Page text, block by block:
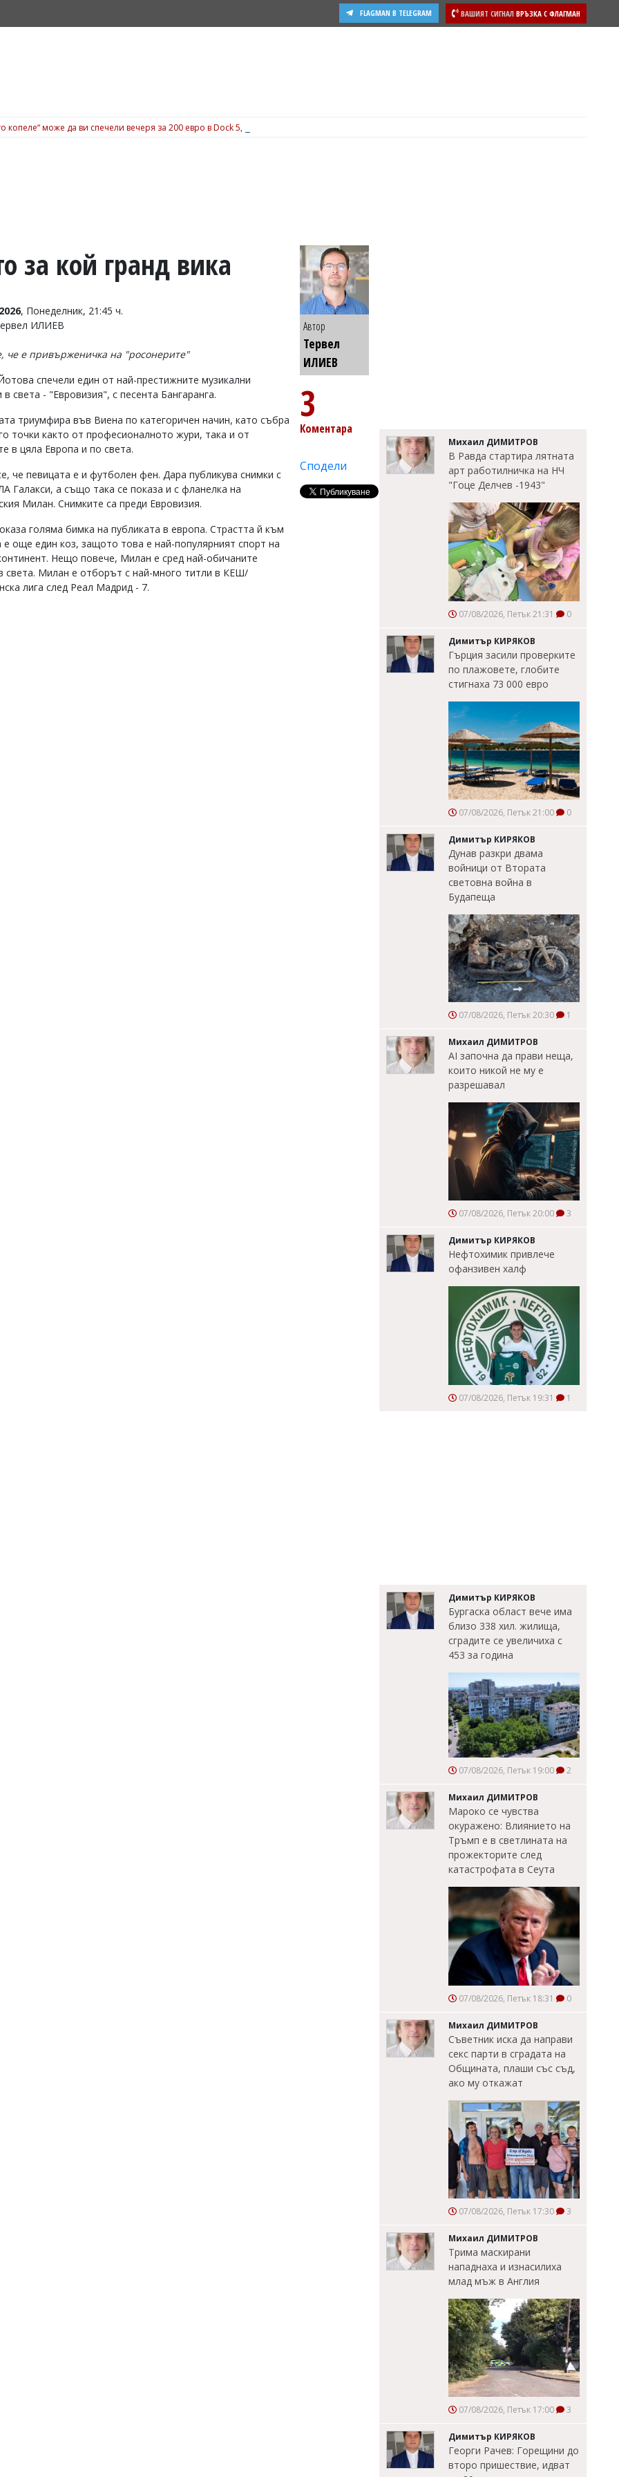
ВАШИЯТ СИГНАЛ ВРЪЗКА С ФЛАГМАН
FLAGMAN В TELEGRAM
копеле“ може да ви спечели вечеря за 200 евро в Dock 5, вижте подробности
за кой гранд вика
, Понеделник, 21:45 ч.
ИЛИЕВ
че е привърженичка на "росонерите"
спечели един от най-престижните музикални
в света - "Евровизия", с песента Бангаранга.
триумфира във Виена по категоричен начин, като събра
точки както от професионалното жури, така и от
в цяла Европа и по света.
че певицата е и футболен фен. Дара публикува снимки с
Галакси, а също така се показа и с фланелка на
Милан. Снимките са преди Евровизия.
голяма бимка на публиката в европа. Страстта й към
още един коз, защото това е най-популярният спорт на
Нещо повече, Милан е сред най-обичаните
света. Милан е отборът с най-много титли в КЕШ/
лига след Реал Мадрид - 7.
Автор
Тервел
ИЛИЕВ
3
Коментара
Сподели
Михаил ДИМИТРОВ
В Равда стартира лятната
арт работилничка на НЧ
"Гоце Делчев -1943"
07/08/2026, Петък 21:31 0
Димитър КИРЯКОВ
Гърция засили проверките
по плажовете, глобите
стигнаха 73 000 евро
07/08/2026, Петък 21:00 0
Димитър КИРЯКОВ
Дунав разкри двама
войници от Втората
световна война в
Будапеща
07/08/2026, Петък 20:30 1
Михаил ДИМИТРОВ
AI започна да прави неща,
които никой не му е
разрешавал
07/08/2026, Петък 20:00 3
Димитър КИРЯКОВ
Нефтохимик привлече
офанзивен халф
07/08/2026, Петък 19:31 1
Димитър КИРЯКОВ
Бургаска област вече има
близо 338 хил. жилища,
сградите се увеличиха с
453 за година
07/08/2026, Петък 19:00 2
Михаил ДИМИТРОВ
Мароко се чувства
окуражено: Влиянието на
Тръмп е в светлината на
прожекторите след
катастрофата в Сеута
07/08/2026, Петък 18:31 0
Михаил ДИМИТРОВ
Съветник иска да направи
секс парти в сградата на
Общината, плаши със съд,
ако му откажат
07/08/2026, Петък 17:30 3
Михаил ДИМИТРОВ
Трима маскирани
нападнаха и изнасилиха
млад мъж в Англия
07/08/2026, Петък 17:00 3
Димитър КИРЯКОВ
Георги Рачев: Горещини до
второ пришествие, идват